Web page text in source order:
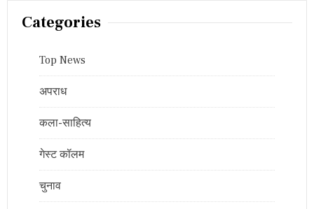
Categories
Top News
अपराध
कला-साहित्य
गेस्ट कॉलम
चुनाव